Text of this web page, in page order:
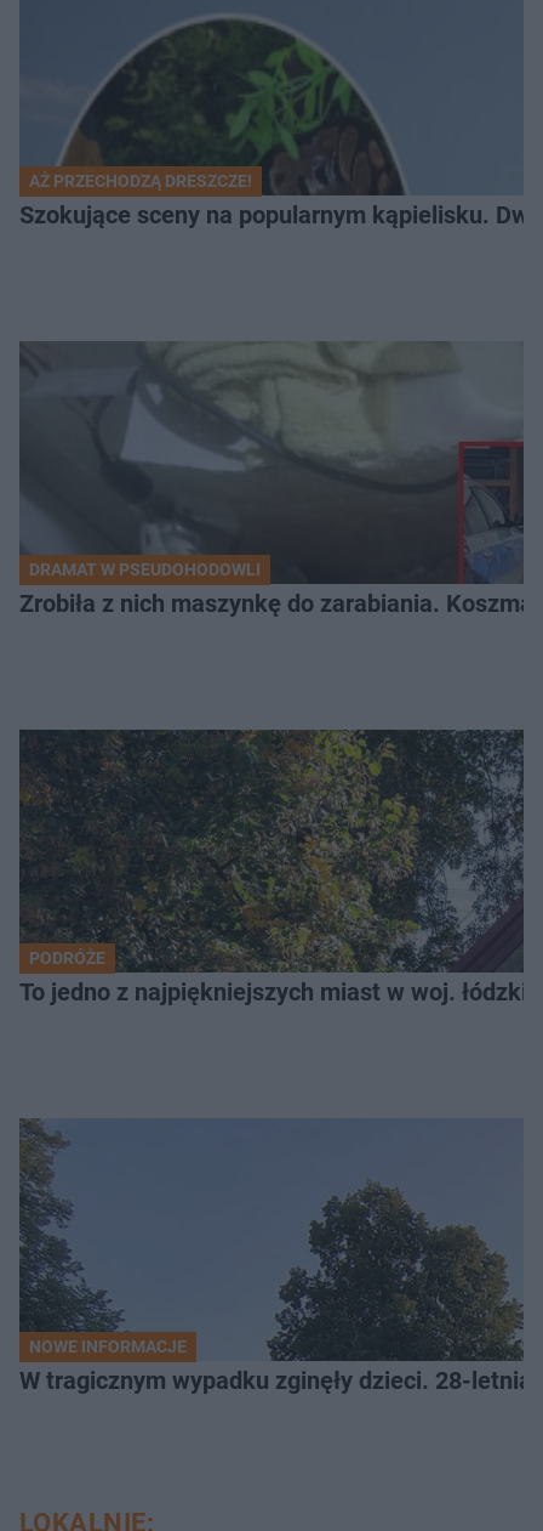
AŻ PRZECHODZĄ DRESZCZE!
Szokujące sceny na popularnym kąpielisku.
DRAMAT W PSEUDOHODOWLI
Zrobiła z nich maszynkę do zarabiania.
PODRÓŻE
To jedno z najpiękniejszych miast w woj.
NOWE INFORMACJE
W tragicznym wypadku zginęły dzieci. 28-
LOKALNIE: